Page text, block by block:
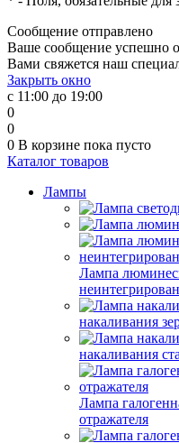
Сообщение отправлено
Ваше сообщение успешно
Вами свяжется наш
Закрыть окно
с 11:00 до 19:00
0
0
0 В корзине пока пусто
Каталог товаров
Лампы
Лампа
накаливания
накаливания
Лампа
отражателя